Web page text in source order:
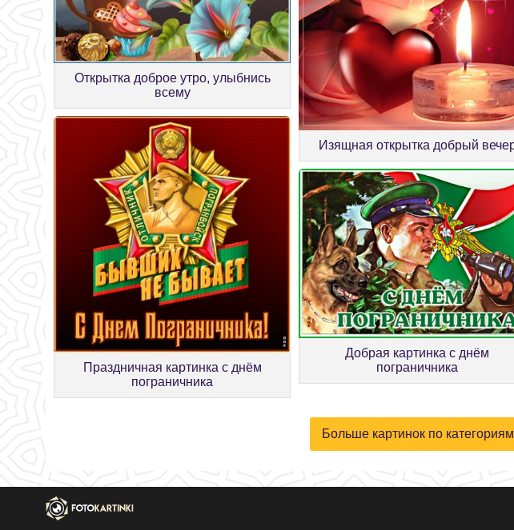
Открытка доброе утро, улыбнись
всему
Изящная открытка добрый
Праздничная картинка с днём
пограничника
Добрая картинка с днём
пограничника
Больше картинок по категориям